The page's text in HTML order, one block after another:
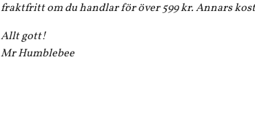
fraktfritt om du handlar för över 599 kr. Annars
Allt gott!
Mr Humblebee